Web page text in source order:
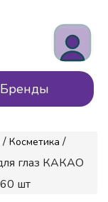
Бренды
/ Косметика /
глаз КАКАО
шт